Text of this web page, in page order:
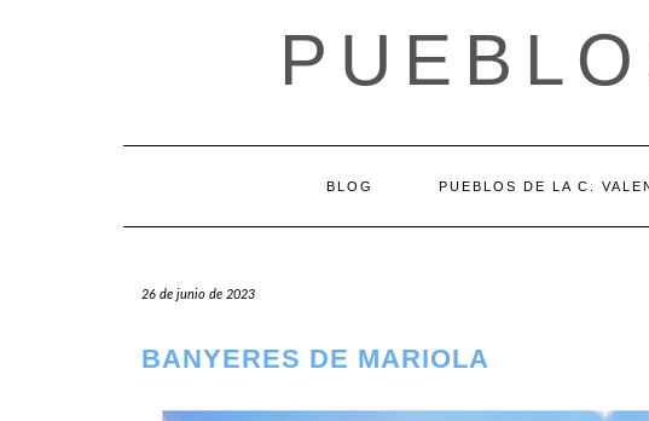
BLOG PUEBLOS DE LA C.
26 de junio de 2023
BANYERES DE MARIOLA